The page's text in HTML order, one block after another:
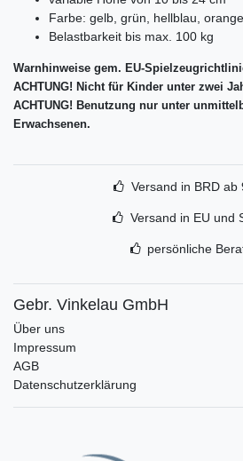
Farbe: gelb, grün, hellblau,
Belastbarkeit bis max. 100 kg
Warnhinweise gem. EU-
ACHTUNG! Nicht für Kinder unter zwei
ACHTUNG! Benutzung nur unter
Erwachsenen.
Versand in BRD ab
Versand in EU und
persönliche
Gebr. Vinkelau GmbH
Über uns
Impressum
AGB
Datenschutzerklärung